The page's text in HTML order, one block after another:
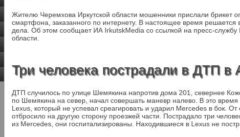
Жителю Черемхова Иркутской области мошенники прислали брикет
смартфона, заказанного по интернету. В настоящее время решается
дела. Об этом сообщает ИА IrkutskMedia со ссылкой на пресс-
области.
Три человека пострадали в ДТП в
ДТП случилось по улице Шемякина напротив дома 201, севернее
по Шемякина на север, начал совершать маневр налево. В это
Lexus, который не успевал среагировать и ударил Mercedes в бок.
отбросило на другую сторону проезжей части. Пострадало три
из Mercedes, они госпитализированы. Находившиеся в Lexus не